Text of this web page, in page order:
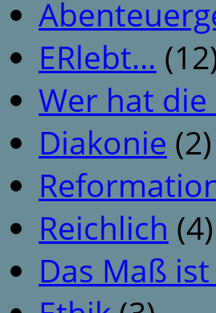
ERlebt…
Wer hat die
Diakonie (2)
Reichlich (4)
Das Maß